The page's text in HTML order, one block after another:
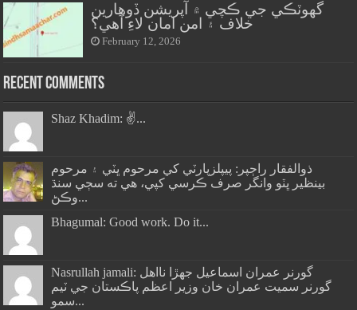
گهوٽڪي جي ڪچي ۾ آپريشن ڏوهارين
خلاف ۽ امن امان لاءِ آهي؟
February 12, 2026
Recent Comments
Shaz Khadim: ✌️...
ذوالفقار راڄپر: پيپلزپارٽي کي مرحوم ڀٽي ۽ مرحوم
بينظير ڀٽو وانگر صرف ڪرسي کپي، هي ته سڄي سنڌ
وڪڻ...
Bhagumal: Good work. Do it...
Nasrullah jamali: گورنر عمران اسماعيل جھڙا نااهل
گورنر سميت عمران خان وزير اعظم پاڪستان جي ٽيم
سمو...